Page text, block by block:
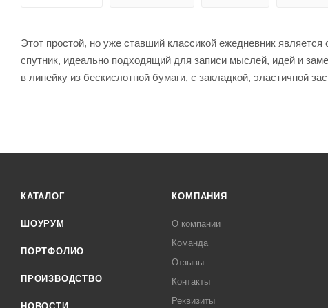
Этот простой, но уже ставший классикой ежедневник
спутник, идеально подходящий для записи мыслей, идей и
в линейку из бескислотной бумаги, с закладкой, эластичной
КАТАЛОГ
ШОУРУМ
ПОРТФОЛИО
ПРОИЗВОДСТВО
КОМПАНИЯ
О компании
Команда
Отзывы
Контакты
Реквизиты